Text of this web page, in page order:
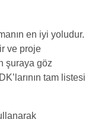
en iyi yoludur.
ve proje
şuraya göz
tam listesi